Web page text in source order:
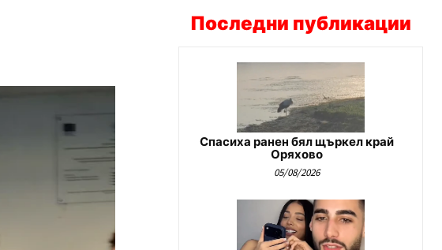
Последни публикации
Спасиха ранен бял щъркел край
Оряхово
05/08/2026